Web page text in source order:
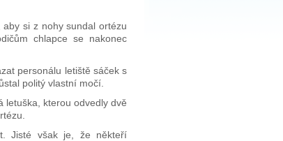
si z nohy sundal ortézu
chlapce se nakonec
personálu letiště sáček s
politý vlastní močí.
letuška, kterou odvedly dvě
Jisté však je, že někteří